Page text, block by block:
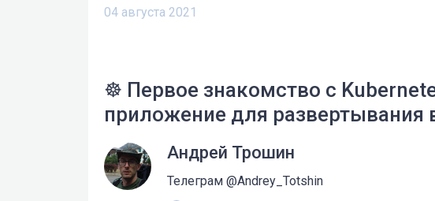
04 августа 2021
☸️ Первое знакомство с
приложение для развертывания
Андрей Трошин
Телеграм @Andrey_Totshin